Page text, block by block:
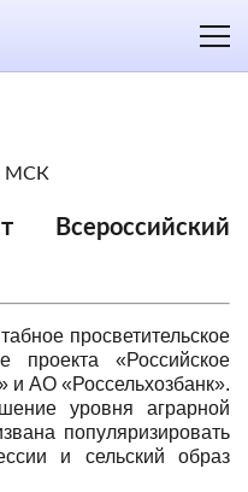
МСК
Всероссийский
просветительское
проекта «Российское
и АО «Россельхозбанк».
уровня аграрной
популяризировать
и сельский образ